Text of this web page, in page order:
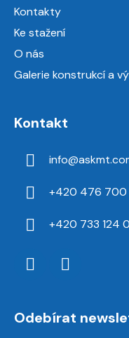
Kontakty
Ke stažení
O nás
Galerie konstrukcí a
Kontakt
info@
+420 476
+420 733 124
Odebírat